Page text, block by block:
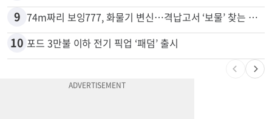
9 74m짜리 보잉777, 화물기 변신…격납고서 ‘보물’ 찾는 인천공항
10 포드 3만불 이하 전기 픽업 ‘패덤’ 출시